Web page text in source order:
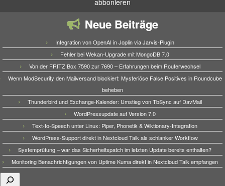
Neue Beiträge
Integration von OpenAI in Joplin via Jarvis-Plugin
Fehler bei Wekan-Upgrade mit MongoDB 7.0
Von der FRITZ!Box 7590 zur 7690 – Erfahrungen beim Routerwechsel
Wenn ModSecurity den Mailversand blockiert: Mysteriöse False Positives in Roundcube
beheben
Thunderbird und Exchange-Kalender: Umstieg von TbSync auf DavMail
WordPressupdate auf Version 7.0
Text-to-Speech unter Linux: Piper, Phonetik & Wiktionary-Integration
WordPress-Support direkt in Nextcloud Talk als schlanker Workflow
Systemprüfung – war das Sicherheitspatch im letzten Update bereits enthalten?
Monitoring Benachrichtigungen von Uptime Kuma direkt in Nextcloud Talk empfangen
Suchen